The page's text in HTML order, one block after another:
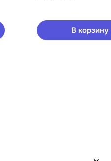
В корзину